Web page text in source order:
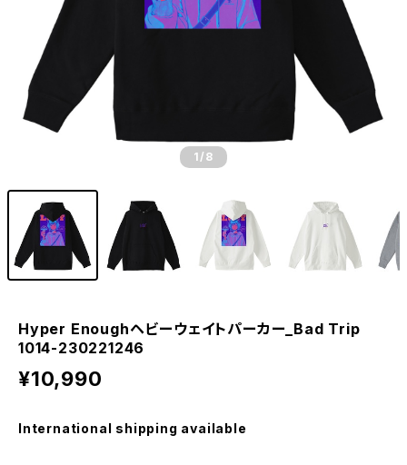
1 /8
Hyper Enoughヘビーウェイトパーカー_Bad Trip
1014-230221246
¥10,990
International shipping available